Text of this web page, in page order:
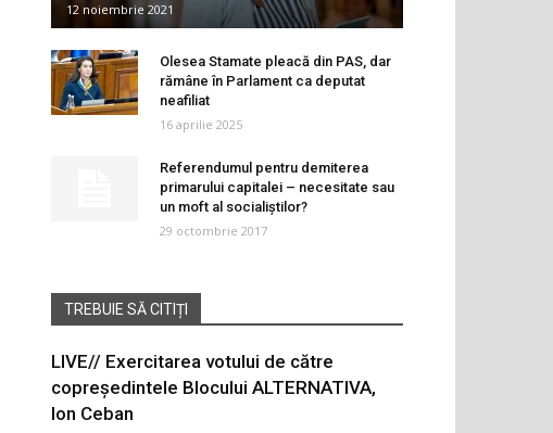
12 noiembrie 2021
Olesea Stamate pleacă din PAS, dar
rămâne în Parlament ca deputat
neafiliat
16 aprilie 2025
Referendumul pentru demiterea
primarului capitalei – necesitate sau
un moft al socialiștilor?
29 octombrie 2017
TREBUIE SĂ CITIȚI
LIVE// Exercitarea votului de către
copreședintele Blocului ALTERNATIVA,
Ion Ceban